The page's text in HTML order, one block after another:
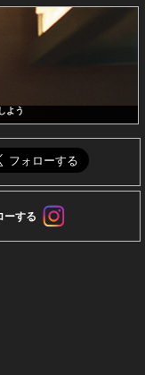
よう
する